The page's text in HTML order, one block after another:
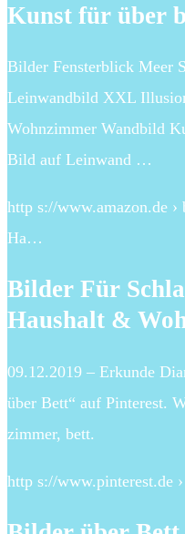
Kunst für über
Bilder Fensterblick Meer
Leinwandbild XXL
Wohnzimmer Wandbild
Bild auf Leinwand …
http s://www.amazon.de
Ha…
Bilder Für
Haushalt &
09.12.2019 – Erkunde
über Bett“ auf Pinterest.
zimmer, bett.
http s://www.pinterest.de